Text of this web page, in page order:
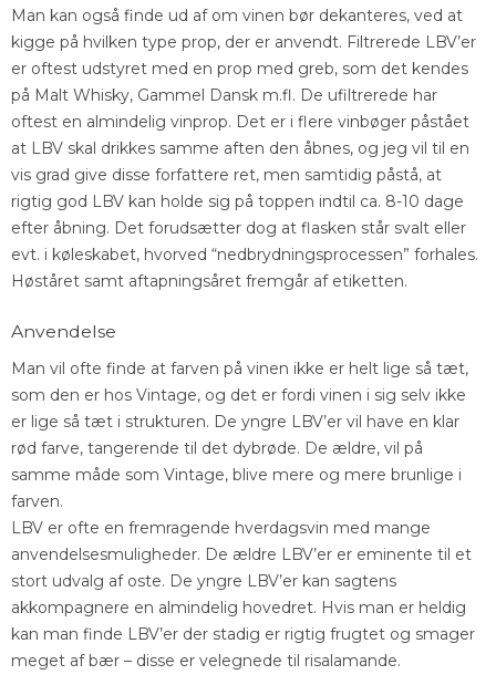
Man kan også finde ud af om vinen bør dekanteres, ved at
kigge på hvilken type prop, der er anvendt. Filtrerede LBV’er
er oftest udstyret med en prop med greb, som det kendes
på Malt Whisky, Gammel Dansk m.fl. De ufiltrerede har
oftest en almindelig vinprop. Det er i flere vinbøger påstået
at LBV skal drikkes samme aften den åbnes, og jeg vil til en
vis grad give disse forfattere ret, men samtidig påstå, at
rigtig god LBV kan holde sig på toppen indtil ca. 8-10 dage
efter åbning. Det forudsætter dog at flasken står svalt eller
evt. i køleskabet, hvorved “nedbrydningsprocessen” forhales.
Høståret samt aftapningsåret fremgår af etiketten.
Anvendelse
Man vil ofte finde at farven på vinen ikke er helt lige så tæt,
som den er hos Vintage, og det er fordi vinen i sig selv ikke
er lige så tæt i strukturen. De yngre LBV’er vil have en klar
rød farve, tangerende til det dybrøde. De ældre, vil på
samme måde som Vintage, blive mere og mere brunlige i
farven.
LBV er ofte en fremragende hverdagsvin med mange
anvendelsesmuligheder. De ældre LBV’er er eminente til et
stort udvalg af oste. De yngre LBV’er kan sagtens
akkompagnere en almindelig hovedret. Hvis man er heldig
kan man finde LBV’er der stadig er rigtig frugtet og smager
meget af bær – disse er velegnede til risalamande.